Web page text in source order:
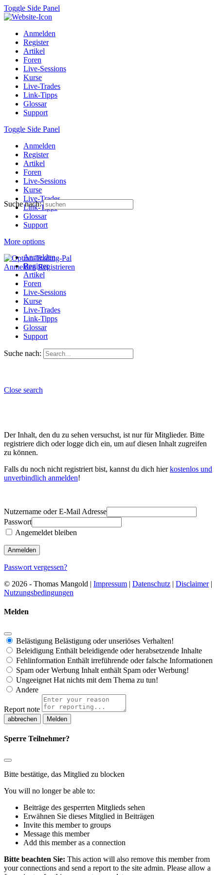
Toggle Side Panel
Anmelden
Register
Artikel
Foren
Live-Sessions
Kurse
Live-Trades
Link-Tipps
Glossar
Support
Toggle Side Panel
Anmelden
Register
Artikel
Foren
Live-Sessions
Kurse
Live-Trades
Link-Tipps
Glossar
Support
More options
Anmelden Registrieren
Suche nach:
Anmelden
Register
Artikel
Foren
Live-Sessions
Kurse
Live-Trades
Link-Tipps
Glossar
Support
Suche nach:
Close search
Der Inhalt, den du zu sehen versuchst, ist nur für Mitglieder. Bitte
registriere dich oder logge dich ein, um auf diesen Inhalt zugreifen
zu können.
Falls du noch nicht registriert bist, kannst du dich hierkostenlos und
unverbindlich anmelden!
Nutzername oder E-Mail Adresse
Passwort
Angemeldet bleiben
Passwort vergessen?
© 2026 - Thomas Mangold | Impressum | Datenschutz | Disclaimer|
Nutzungsbedingungen
Melden
Belästigung Belästigung oder unseriöses Verhalten!
Beleidigung Enthält beleidigende oder herabsetzende Inhalte
Fehlinformation Enthält irreführende oder falsche Informationen
Spam oder Werbung Inhalt enthält Spam oder Werbung!
Ungeeignet Hat nichts mit dem Thema zu tun!
Andere
Report note
Melden
Sperre Teilnehmer?
Bitte bestätige, das Mitglied zu blocken
You will no longer be able to:
Beiträge des gesperrten Mitglieds sehen
Erwähnen Sie dieses Mitglied in Beiträgen
Invite this member to groups
Message this member
Add this member as a connection
Bitte beachten Sie: This action will also remove this member from
your connections and send a report to the site admin. Please allow a